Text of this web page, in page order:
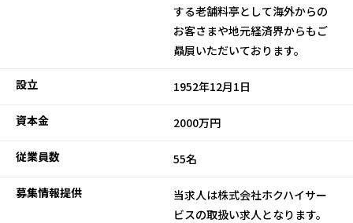
する老舗料亭として海外からの
お客さまや地元経済界からもご
贔屓いただいております。
設立 1952年12月1日
資本金 2000万円
従業員数 55名
募集情報提供
当求人は株式会社ホクハイサー
ビスの取扱い求人となります。